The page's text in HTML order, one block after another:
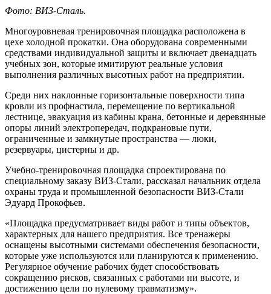
Фото: ВИЗ-Сталь.
Многоуровневая тренировочная площадка расположена в
цехе холодной прокатки. Она оборудована современными
средствами индивидуальной защиты и включает двенадцать
учебных зон, которые имитируют реальные условия
выполнения различных высотных работ на предприятии.
Среди них наклонные горизонтальные поверхности типа
кровли из профнастила, перемещение по вертикальной
лестнице, эвакуация из кабины крана, бетонные и деревянные
опоры линий электропередач, подкрановые пути,
ограниченные и замкнутые пространства — люки,
резервуары, цистерны и др.
Учебно-тренировочная площадка спроектирована по
специальному заказу ВИЗ-Стали, рассказал начальник отдела
охраны труда и промышленной безопасности ВИЗ-Стали
Эдуард Прокофьев.
«Площадка предусматривает виды работ и типы объектов,
характерных для нашего предприятия. Все тренажеры
оснащены высотными системами обеспечения безопасности,
которые уже используются или планируются к применению.
Регулярное обучение рабочих будет способствовать
сокращению рисков, связанных с работами ни высоте, и
достижению цели по нулевому травматизму».